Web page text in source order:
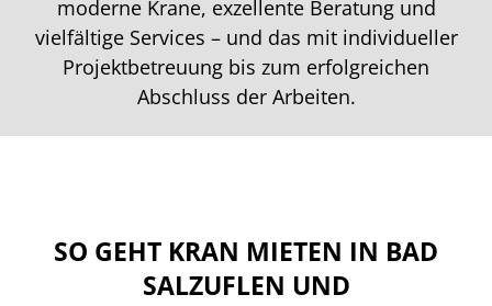
moderne Krane, exzellente Beratung und
vielfältige Services – und das mit individueller
Projektbetreuung bis zum erfolgreichen
Abschluss der Arbeiten.
SO GEHT KRAN MIETEN IN BAD
SALZUFLEN UND